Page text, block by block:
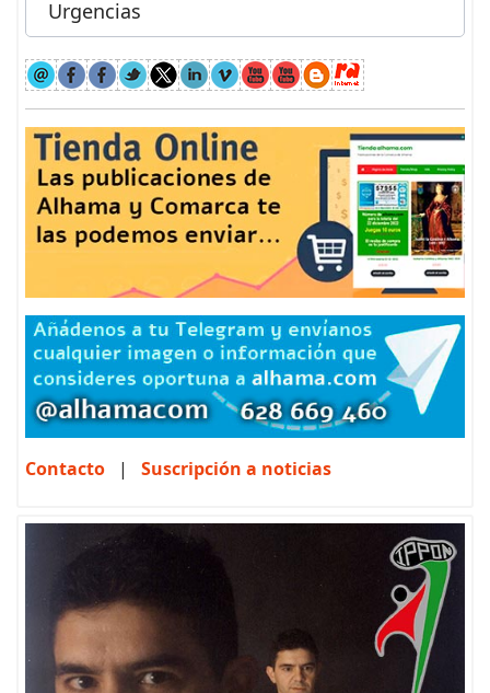
Urgencias
Contacto | Suscripción a noticias